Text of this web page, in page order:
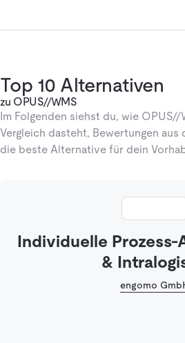
Top 10 Alternativen
zu OPUS//WMS
Im Folgenden siehst du, wie OPUS//
Vergleich dasteht, Bewertungen aus
die beste Alternative für dein
Individuelle Prozess-
&
engomo